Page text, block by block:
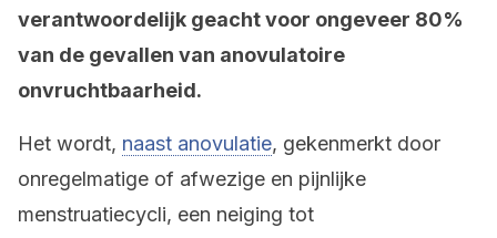
verantwoordelijk geacht voor ongeveer 80%
van de gevallen van anovulatoire
onvruchtbaarheid.
Het wordt, naast anovulatie, gekenmerkt door
onregelmatige of afwezige en pijnlijke
menstruatiecycli, een neiging tot